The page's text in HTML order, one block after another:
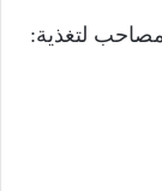
لتغذية: